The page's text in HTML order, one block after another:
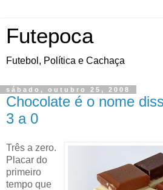
Futepoca
Futebol, Política e Cachaça
sábado, outubro 25, 2008
Chocolate é o nome
3 a 0
Três a zero.
Placar do
primeiro
tempo que